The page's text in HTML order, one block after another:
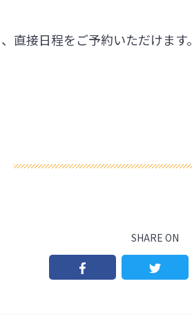
直接日程をご予約いただけます。
SHARE ON